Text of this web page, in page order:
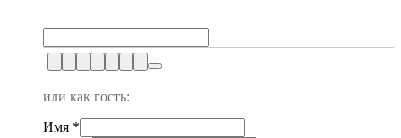
или как гость:
Имя *